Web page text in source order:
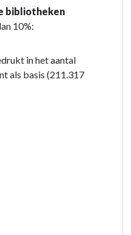
bibliotheken
10%:
in het aantal
als basis (211.317